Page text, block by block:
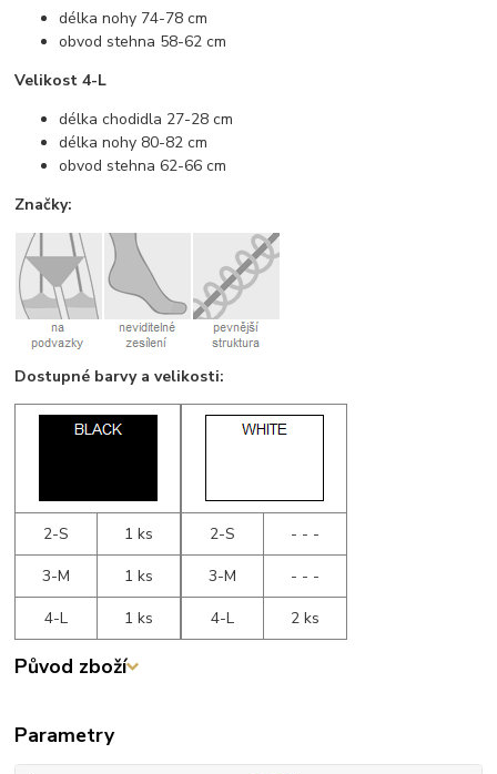
délka nohy 74-78 cm
obvod stehna 58-62 cm
Velikost 4-L
délka chodidla 27-28 cm
délka nohy 80-82 cm
obvod stehna 62-66 cm
Značky:
Dostupné barvy a velikosti:
2-S
1 ks
3-M
1 ks
4-L
1 ks
2-S
- - -
3-M
- - -
4-L
2 ks
Původ zboží
Parametry